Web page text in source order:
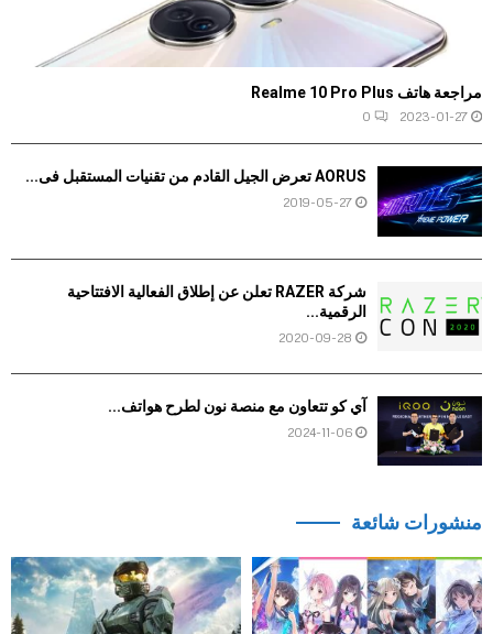
مراجعة هاتف Realme 10 Pro Plus
2023-01-27
0
AORUS تعرض الجيل القادم من تقنيات المستقبل فى...
2019-05-27
شركة RAZER تعلن عن إطلاق الفعالية الافتتاحية
الرقمية...
2020-09-28
آي كو تتعاون مع منصة نون لطرح هواتف...
2024-11-06
منشورات شائعة